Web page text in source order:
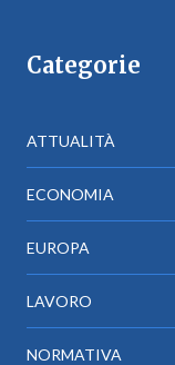
Categorie
ATTUALITÀ
ECONOMIA
EUROPA
LAVORO
NORMATIVA